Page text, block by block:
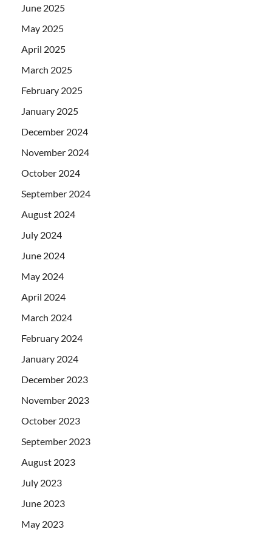
June 2025
May 2025
April 2025
March 2025
February 2025
January 2025
December 2024
November 2024
October 2024
September 2024
August 2024
July 2024
June 2024
May 2024
April 2024
March 2024
February 2024
January 2024
December 2023
November 2023
October 2023
September 2023
August 2023
July 2023
June 2023
May 2023